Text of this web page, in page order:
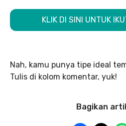
KLIK DI SINI UNTUK
Nah, kamu punya tipe ideal
Tulis di kolom komentar, yuk!
Bagikan